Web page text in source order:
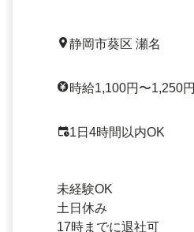
静岡市葵区 瀬名
時給1,100円〜1,250円
1日4時間以内OK
未経験OK
土日休み
17時までに退社可